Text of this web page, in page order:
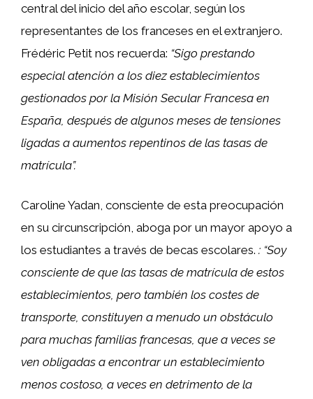
central del inicio del año escolar, según los
representantes de los franceses en el extranjero.
Frédéric Petit nos recuerda: “Sigo prestando
especial atención a los diez establecimientos
gestionados por la Misión Secular Francesa en
España, después de algunos meses de tensiones
ligadas a aumentos repentinos de las tasas de
matrícula”.
Caroline Yadan, consciente de esta preocupación
en su circunscripción, aboga por un mayor apoyo a
los estudiantes a través de becas escolares. : “Soy
consciente de que las tasas de matrícula de estos
establecimientos, pero también los costes de
transporte, constituyen a menudo un obstáculo
para muchas familias francesas, que a veces se
ven obligadas a encontrar un establecimiento
menos costoso, a veces en detrimento de la